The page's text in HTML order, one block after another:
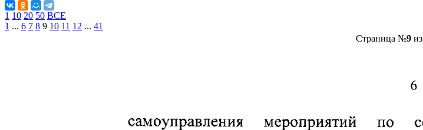
1 10 20 50 ВСЕ
1 ... 6 7 8 9 10 11 12 ... 41
Страница №9из